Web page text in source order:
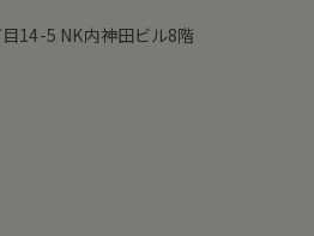
14-5 NK内神田ビル8階